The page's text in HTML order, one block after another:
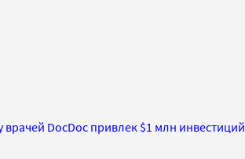
врачей DocDoc привлек $1 млн инвестиций